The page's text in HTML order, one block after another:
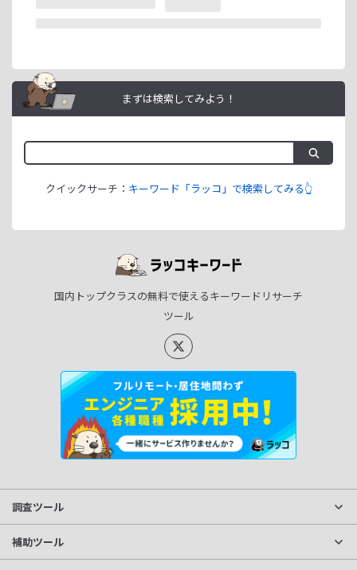
まずは検索してみよう！
クイックサーチ： キーワード「ラッコ」で検索してみる👆
国内トップクラスの無料で使えるキーワードリサーチ
ツール
調査ツール
サイト分析
補助ツール